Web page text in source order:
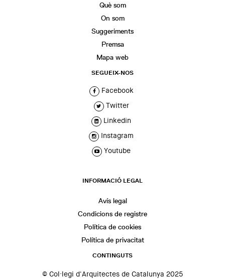
Què som
On som
Suggeriments
Premsa
Mapa web
SEGUEIX-NOS
Facebook
Twitter
Linkedin
Instagram
Youtube
INFORMACIÓ LEGAL
Avís legal
Condicions de registre
Política de cookies
Política de privacitat
CONTINGUTS
© Col·legi d'Arquitectes de Catalunya 2025